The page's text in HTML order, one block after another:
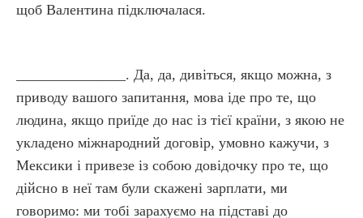
щоб Валентина підключалася.
_______________. Да, да, дивіться, якщо можна, з
приводу вашого запитання, мова іде про те, що
людина, якщо приїде до нас із тієї країни, з якою не
укладено міжнародний договір, умовно кажучи, з
Мексики і привезе із собою довідочку про те, що
дійсно в неї там були скажені зарплати, ми
говоримо: ми тобі зарахуємо на підставі до